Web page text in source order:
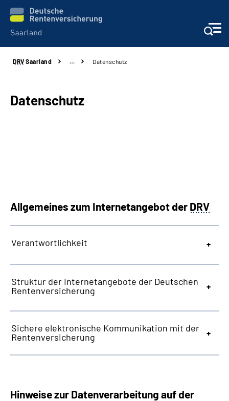
Aktuelles
Services
Über uns
Inhalte in Gebärdensprache (DGS)
Leichte Sprache
DRV Saarland … Datenschutz
Datenschutz
Allgemeines zum Internetangebot der DRV
Verantwortlichkeit
Struktur der Internetangebote der Deutschen
Rentenversicherung
Sichere elektronische Kommunikation mit der
Rentenversicherung
Hinweise zur Datenverarbeitung auf der